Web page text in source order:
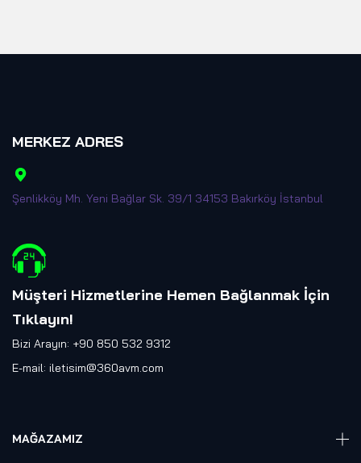
MERKEZ ADRES
Şenlikköy Mh. Yeni Bağlar Sk. 39/1 34153 Bakırköy İstanbul
Müşteri Hizmetlerine Hemen Bağlanmak İçin
Tıklayın!
Bizi Arayın: +90 850 532 9312
E-mail: iletisim@360avm.com
MAĞAZAMIZ